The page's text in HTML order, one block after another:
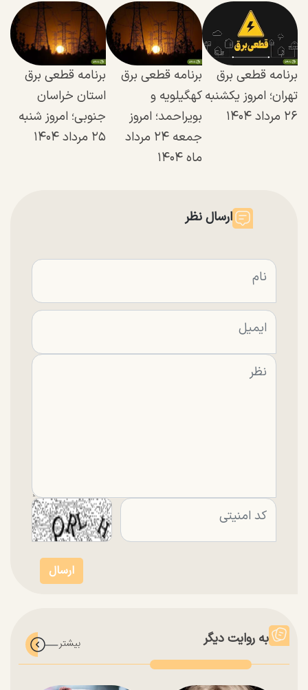
برنامه قطعی برق
تهران؛ امروز یکشنبه
۲۶ مرداد ۱۴۰۴
برنامه قطعی برق
کهگیلویه و
بویراحمد؛ امروز
جمعه ۲۴ مرداد
ماه ۱۴۰۴
برنامه قطعی برق
استان خراسان
جنوبی؛ امروز شنبه
۲۵ مرداد ۱۴۰۴
ارسال نظر
به روایت دیگر